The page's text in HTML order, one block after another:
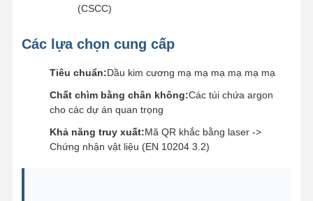
(CSCC)
Các lựa chọn cung cấp
Tiêu chuẩn:Dầu kim cương mạ mạ mạ mạ mạ mạ
Chất chìm bằng chân không:Các túi chứa argon
cho các dự án quan trọng
Khả năng truy xuất:Mã QR khắc bằng laser ->
Chứng nhận vật liệu (EN 10204 3.2)